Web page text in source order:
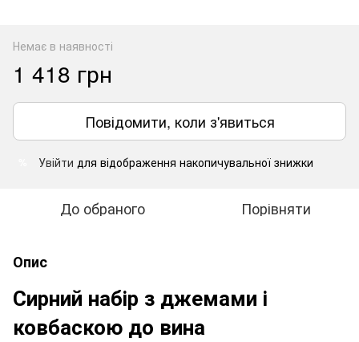
Немає в наявності
1 418 грн
Повідомити, коли з'явиться
Увійти для відображення накопичувальної знижки
До обраного Порівняти
Опис
Сирний набір з джемами і
ковбаскою до вина